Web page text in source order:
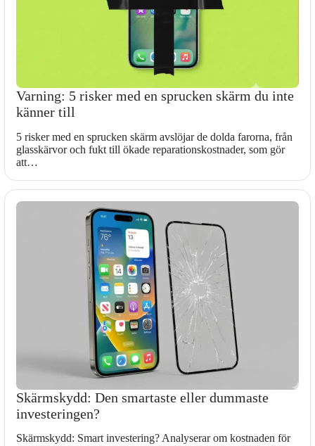
Varning: 5 risker med en sprucken skärm du inte
känner till
5 risker med en sprucken skärm avslöjar de dolda farorna, från
glasskärvor och fukt till ökade reparationskostnader, som gör
att…
Skärmskydd: Den smartaste eller dummaste
investeringen?
Skärmskydd: Smart investering? Analyserar om kostnaden för